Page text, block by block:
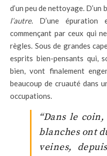
d’un peu de nettoyage. D’un
l’autre. D’une
commençant par ceux qui
règles. Sous de grandes
esprits bien-pensants qui,
bien, vont finalement
beaucoup de cruauté dans
occupations.
“Dans le
blanches ont
veines,